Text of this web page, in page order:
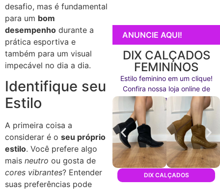
desafio, mas é fundamental
para um bom
desempenho durante a
prática esportiva e
também para um visual
impecável no dia a dia.
Identifique seu
Estilo
A primeira coisa a
considerar é o seu próprio
estilo. Você prefere algo
mais neutro ou gosta de
cores vibrantes? Entender
suas preferências pode
ANUNCIE AQUI!
DIX CALÇADOS
FEMININOS
Estilo feminino em um clique!
Confira nossa loja online de
calçados agora mesmo!
DIX CALÇADOS